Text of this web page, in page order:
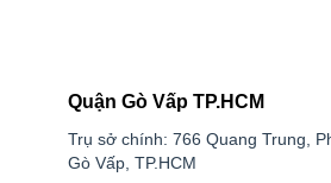
Quận Gò Vấp TP.HCM
Trụ sở chính: 766 Quang Trung,
Gò Vấp, TP.HCM